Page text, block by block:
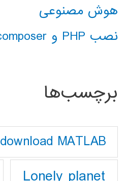
هوش مصنوعی
نصب PHP و composer در ویندوز 10
برچسب‌ها
download MATLAB